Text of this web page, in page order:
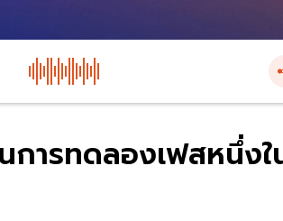
การทดลองเฟสหนึ่งใ